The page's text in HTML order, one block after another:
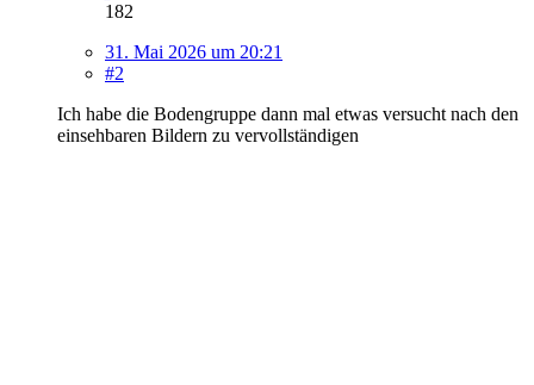
182
31. Mai 2026 um 20:21
#2
Ich habe die Bodengruppe dann mal etwas versucht nach den
einsehbaren Bildern zu vervollständigen